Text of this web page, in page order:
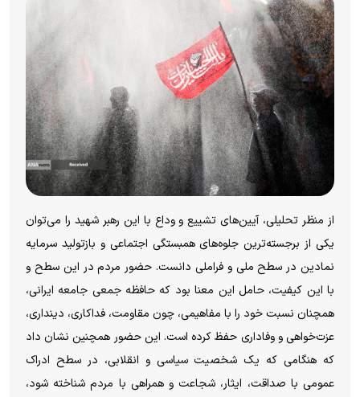
از منظر تحلیلی، آیین‌های تشییع و وداع با این رهبر شهید را می‌توان
یکی از برجسته‌ترین جلوه‌های همبستگی اجتماعی و بازتولید سرمایه
نمادین در سطح ملی و فراملی دانست. حضور مردم در این سطح و
با این کیفیت، حامل این معنا بود که حافظه جمعی جامعه ایرانی،
همچنان نسبت خود را با مفاهیمی، چون مقاومت، فداکاری، دینداری،
عزت‌خواهی و وفاداری حفظ کرده است. این حضور همچنین نشان داد
که هنگامی که یک شخصیت سیاسی و انقلابی، در سطح ادراک
عمومی با صداقت، ایثار، شجاعت و همراهی با مردم شناخته شود،